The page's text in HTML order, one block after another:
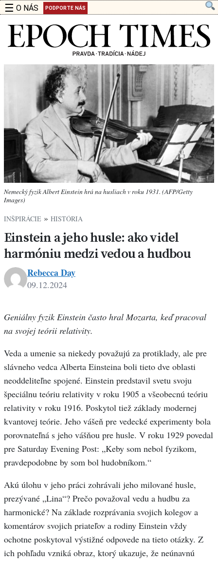
☰ O NÁS PODPORTE NÁS
Nemecký fyzik Albert Einstein hrá na husliach v roku 1931. (AFP/Getty
Images)
INŠPIRÁCIE » HISTÓRIA
Einstein a jeho husle: ako videl
harmóniu medzi vedou a hudbou
Rebecca Day
09.12.2024
Geniálny fyzik Einstein často hral Mozarta, keď pracoval
na svojej teórii relativity.
Veda a umenie sa niekedy považujú za protiklady, ale pre
slávneho vedca Alberta Einsteina boli tieto dve oblasti
neoddeliteľne spojené. Einstein predstavil svetu svoju
špeciálnu teóriu relativity v roku 1905 a všeobecnú teóriu
relativity v roku 1916. Poskytol tiež základy modernej
kvantovej teórie. Jeho vášeň pre vedecké experimenty bola
porovnateľná s jeho vášňou pre husle. V roku 1929 povedal
pre Saturday Evening Post: „Keby som nebol fyzikom,
pravdepodobne by som bol hudobníkom.“
Akú úlohu v jeho práci zohrávali jeho milované husle,
prezývané „Lina“? Prečo považoval vedu a hudbu za
harmonické? Na základe rozprávania svojich kolegov a
komentárov svojich priateľov a rodiny Einstein vždy
ochotne poskytoval výstižné odpovede na tieto otázky. Z
ich pohľadu vzniká obraz, ktorý ukazuje, že neúnavnú